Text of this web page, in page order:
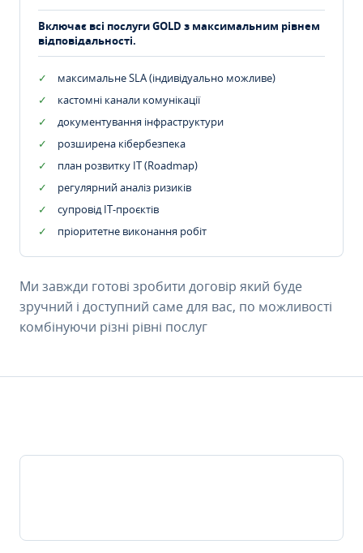
Включає всі послуги GOLD з максимальним рівнем
відповідальності.
максимальне SLA (індивідуально можливе)
кастомні канали комунікації
документування інфраструктури
розширена кібербезпека
план розвитку IT (Roadmap)
регулярний аналіз ризиків
супровід ІТ-проєктів
пріоритетне виконання робіт
Ми завжди готові зробити договір який буде
зручний і доступний саме для вас, по можливості
комбінуючи різні рівні послуг